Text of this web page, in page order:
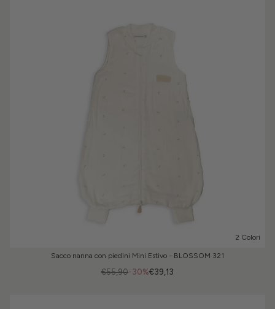
2 Colori
Sacco nanna con piedini Mini Estivo - BLOSSOM 321
-30%
€55,90 €39,13